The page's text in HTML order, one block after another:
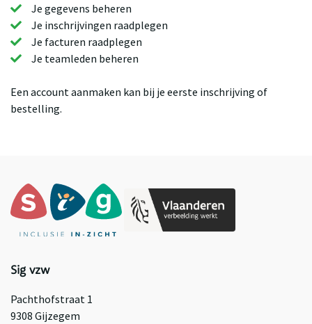
Je gegevens beheren
Je inschrijvingen raadplegen
Je facturen raadplegen
Je teamleden beheren
Een account aanmaken kan bij je eerste inschrijving of
bestelling.
Sig vzw
Pachthofstraat 1
9308 Gijzegem